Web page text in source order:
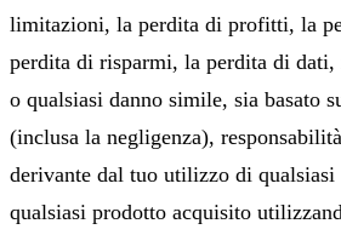
limitazioni, la perdita di profitti, la
perdita di risparmi, la perdita di
o qualsiasi danno simile, sia basato
(inclusa la negligenza),
derivante dal tuo utilizzo di
qualsiasi prodotto acquisito